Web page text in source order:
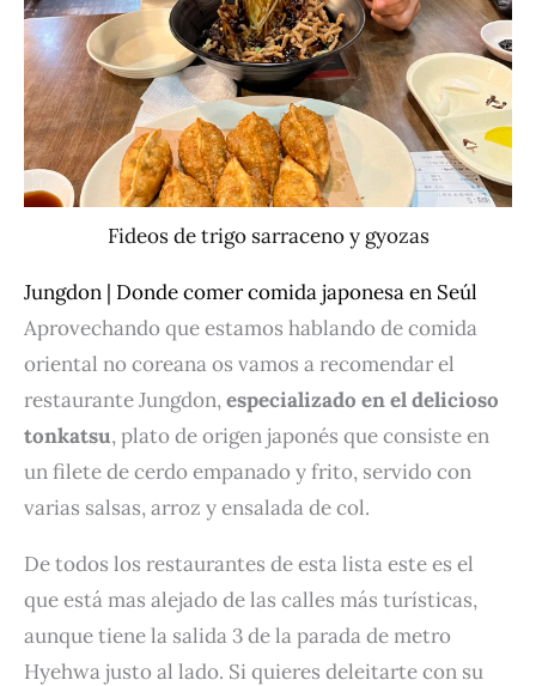
Fideos de trigo sarraceno y gyozas
Jungdon | Donde comer comida japonesa en Seúl
Aprovechando que estamos hablando de comida
oriental no coreana os vamos a recomendar el
restaurante Jungdon,especializado en el delicioso
tonkatsu, plato de origen japonés que consiste en
un filete de cerdo empanado y frito, servido con
varias salsas, arroz y ensalada de col.
De todos los restaurantes de esta lista este es el
que está mas alejado de las calles más turísticas,
aunque tiene la salida 3 de la parada de metro
Hyehwa justo al lado. Si quieres deleitarte con su